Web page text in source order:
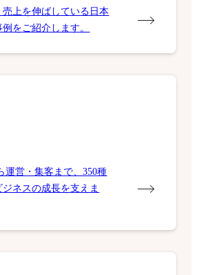
上を伸ばしている日本
をご紹介します。
運営・集客まで、350種
ネスの成長を支えま